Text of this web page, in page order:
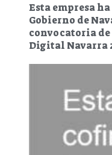
Esta empresa
Gobierno de
convocatoria de
Digital Navarra